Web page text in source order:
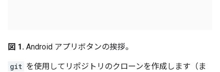
図 1. Android アプリボタンの挨拶。
git を使用してリポジトリのクローンを作成します（ま